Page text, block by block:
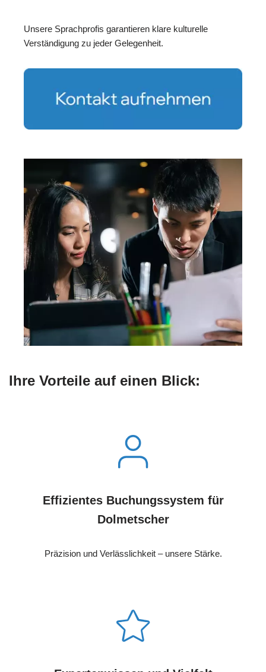
Unsere Sprachprofis garantieren klare kulturelle
Verständigung zu jeder Gelegenheit.
Ihre Vorteile auf einen Blick:
Effizientes Buchungssystem für
Dolmetscher
Präzision und Verlässlichkeit – unsere Stärke.